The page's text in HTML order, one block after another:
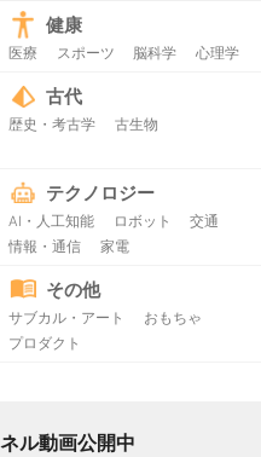
健康
医療 スポーツ 脳科学 心理学
古代
歴史・考古学 古生物
テクノロジー
AI・人工知能 ロボット
交通
情報・通信
家電
その他
サブカル・アート
おもちゃ
プロダクト
ル動画公開中